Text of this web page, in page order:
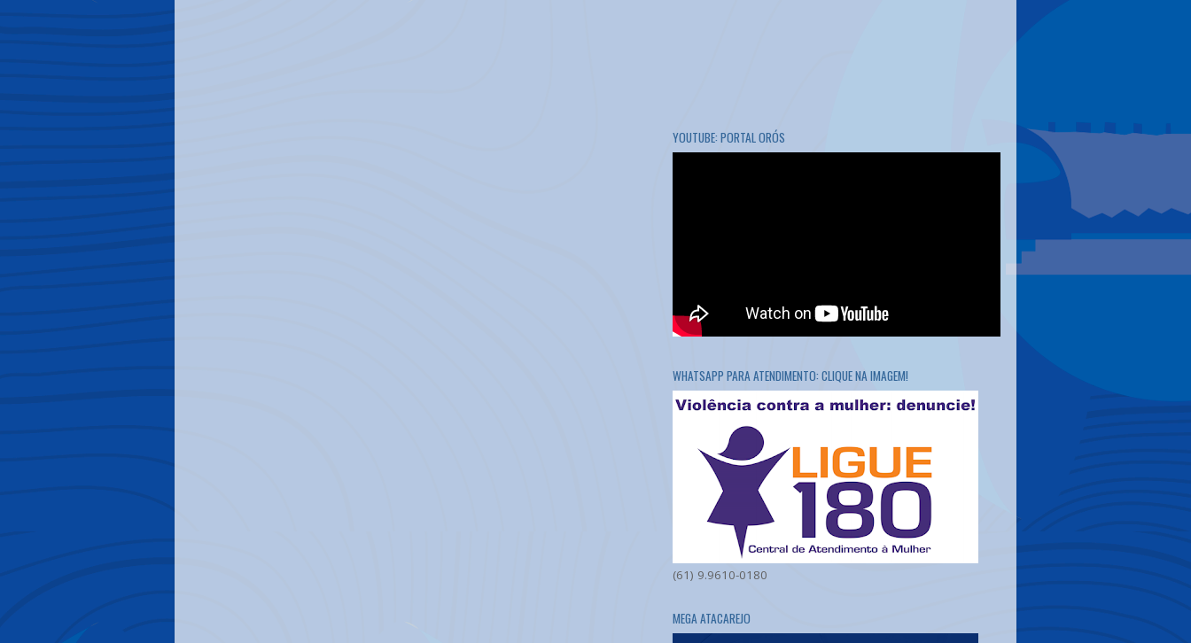
YOUTUBE: PORTAL ORÓS
WHATSAPP PARA ATENDIMENTO: CLIQUE NA IMAGEM!
(61) 9.9610-0180
MEGA ATACAREJO